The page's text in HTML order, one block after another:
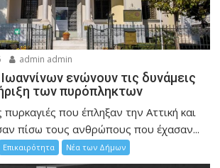
admin admin
ενώνουν τις δυνάμεις
των πυρόπληκτων
που έπληξαν την Αττική και
πίσω τους ανθρώπους που έχασαν...
Επικαιρότητα Νέα των Δήμων